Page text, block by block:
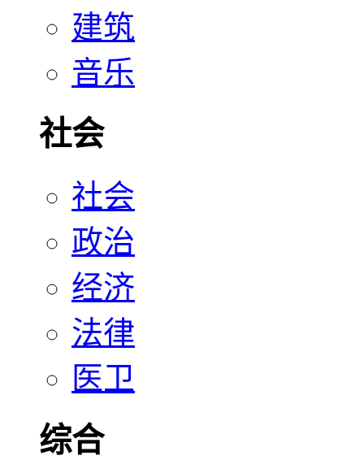
建筑
音乐
社会
社会
政治
经济
法律
医卫
综合